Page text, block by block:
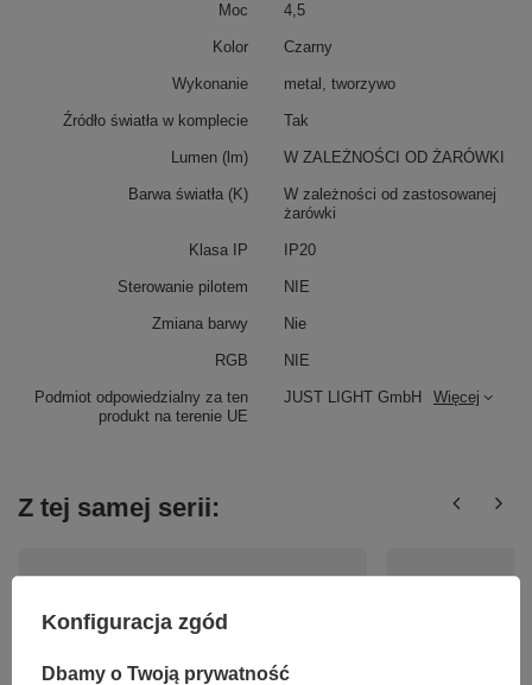
Podmiot odpowiedzialny za ten
produkt na terenie UE
JUST LIGHT GmbH Więcej
Moc 4,5
Kolor Czarny
Wykonanie metal, tworzywo
Źródło światła w komplecie Tak
Lumen (lm) W ZALEŻNOŚCI OD ŻARÓWKI
Barwa światła (K)
W zależności od zastosowanej
żarówki
Klasa IP IP20
Sterowanie pilotem NIE
Zmiana barwy Nie
RGB NIE
Z tej samej serii:
Konfiguracja zgód
Dbamy o Twoją prywatność